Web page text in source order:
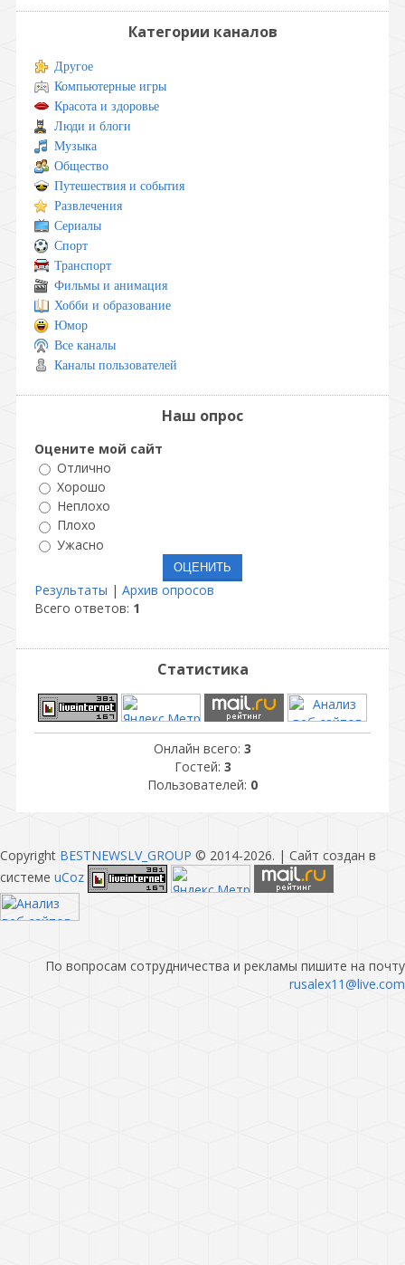
Категории каналов
Другое
Компьютерные игры
Красота и здоровье
Люди и блоги
Музыка
Общество
Путешествия и события
Развлечения
Сериалы
Спорт
Транспорт
Фильмы и анимация
Хобби и образование
Юмор
Все каналы
Каналы пользователей
Наш опрос
Оцените мой сайт
Отлично
Хорошо
Неплохо
Плохо
Ужасно
Результаты | Архив опросов
Всего ответов: 1
Статистика
Онлайн всего: 3
Гостей: 3
Пользователей: 0
Copyright BESTNEWSLV_GROUP © 2014-2026. | Сайт создан в
системе uCoz
По вопросам сотрудничества и рекламы пишите на почту
rusalex11@live.com